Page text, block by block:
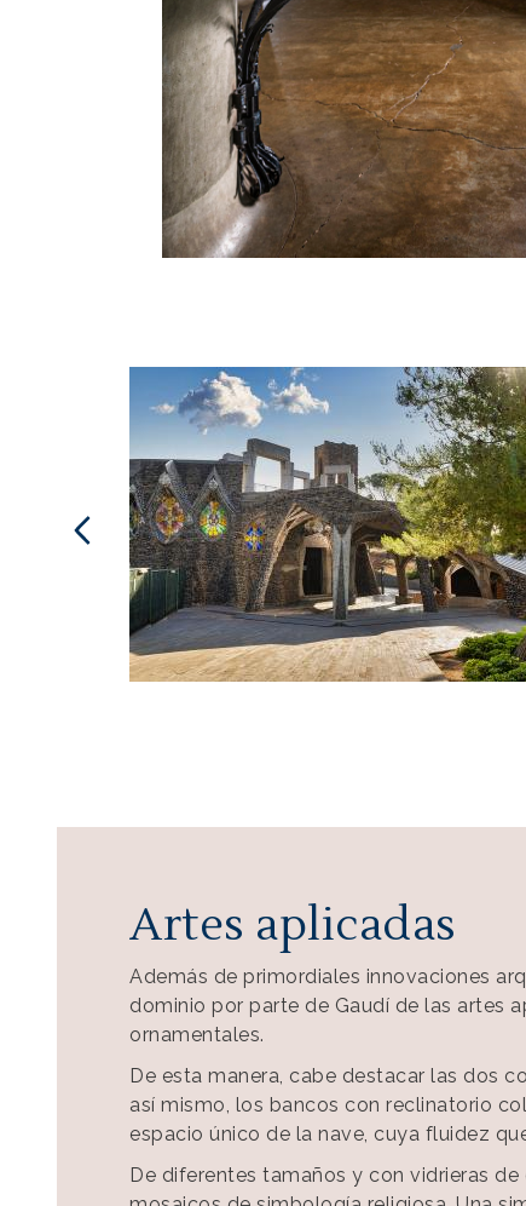
Artes aplicadas
Además de primordiales innovaciones
dominio por parte de Gaudí de las artes
ornamentales.
De esta manera, cabe destacar las dos
así mismo, los bancos con reclinatorio
espacio único de la nave, cuya fluidez
De diferentes tamaños y con vidrieras